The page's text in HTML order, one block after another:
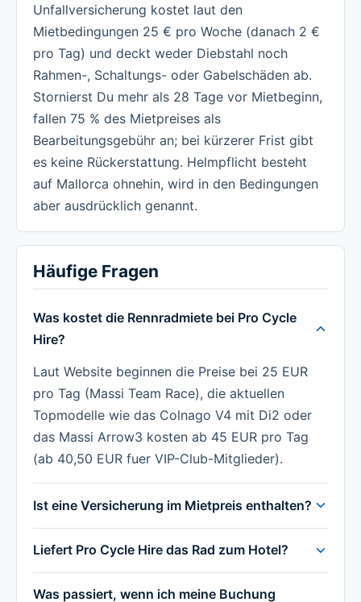
Unfallversicherung kostet laut den
Mietbedingungen 25 € pro Woche (danach 2 €
pro Tag) und deckt weder Diebstahl noch
Rahmen-, Schaltungs- oder Gabelschäden ab.
Stornierst Du mehr als 28 Tage vor Mietbeginn,
fallen 75 % des Mietpreises als
Bearbeitungsgebühr an; bei kürzerer Frist gibt
es keine Rückerstattung. Helmpflicht besteht
auf Mallorca ohnehin, wird in den Bedingungen
aber ausdrücklich genannt.
Häufige Fragen
Was kostet die Rennradmiete bei Pro Cycle
Hire?
Laut Website beginnen die Preise bei 25 EUR
pro Tag (Massi Team Race), die aktuellen
Topmodelle wie das Colnago V4 mit Di2 oder
das Massi Arrow3 kosten ab 45 EUR pro Tag
(ab 40,50 EUR fuer VIP-Club-Mitglieder).
Ist eine Versicherung im Mietpreis enthalten?
Liefert Pro Cycle Hire das Rad zum Hotel?
Was passiert, wenn ich meine Buchung